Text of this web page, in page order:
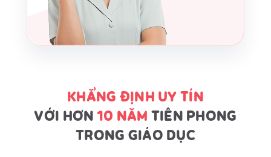
KHẲNG ĐỊNH UY TÍN
VỚI HƠN10 NĂMTIÊN PHONG
TRONG GIÁO DỤC